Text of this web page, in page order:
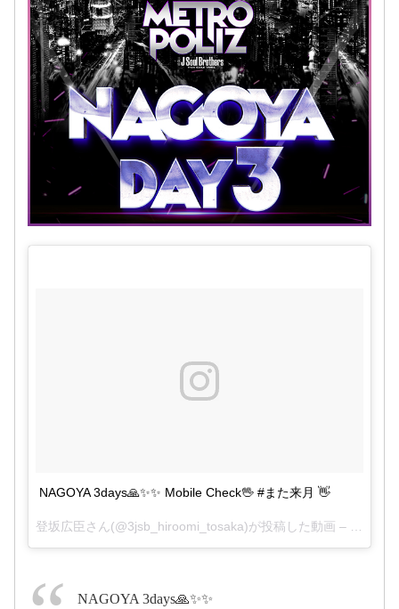
pic.twitter.com/7aP8TYnHGI
#スーパーサラリーマン左江内氏
#三代目 #Metropoliz #名古屋ドーム#参
戦する方#RT
pic.twitter.com/FuVgVIcQSI
2017年
1月13日
2017年1月13日
NAGOYA 3days🙏✨✨ Mobile Check🖖 #また来月 👋
登坂広臣さん(@3jsb_hiroomi_tosaka)が投稿した動画 –
2017 1
NAGOYA 3days🙏✨✨